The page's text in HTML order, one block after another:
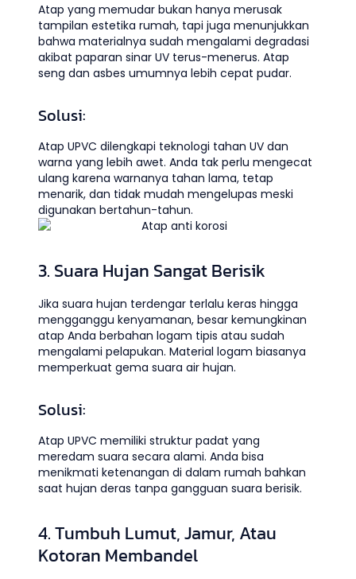
Atap yang memudar bukan hanya merusak
tampilan estetika rumah, tapi juga menunjukkan
bahwa materialnya sudah mengalami degradasi
akibat paparan sinar UV terus-menerus. Atap
seng dan asbes umumnya lebih cepat pudar.
Solusi:
Atap UPVC dilengkapi teknologi tahan UV dan
warna yang lebih awet. Anda tak perlu mengecat
ulang karena warnanya tahan lama, tetap
menarik, dan tidak mudah mengelupas meski
digunakan bertahun-tahun.
3. Suara Hujan Sangat Berisik
Jika suara hujan terdengar terlalu keras hingga
mengganggu kenyamanan, besar kemungkinan
atap Anda berbahan logam tipis atau sudah
mengalami pelapukan. Material logam biasanya
memperkuat gema suara air hujan.
Solusi:
Atap UPVC memiliki struktur padat yang
meredam suara secara alami. Anda bisa
menikmati ketenangan di dalam rumah bahkan
saat hujan deras tanpa gangguan suara berisik.
4. Tumbuh Lumut, Jamur, Atau
Kotoran Membandel